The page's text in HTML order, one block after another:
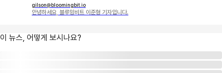
gilson@bloomingbit.io
안녕하세요, 블루밍비트 이준형 기자입니다.
이 뉴스, 어떻게 보시나요?